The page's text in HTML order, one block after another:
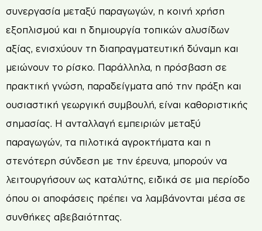
συνεργασία μεταξύ παραγωγών, η κοινή χρήση
εξοπλισμού και η δημιουργία τοπικών αλυσίδων
αξίας, ενισχύουν τη διαπραγματευτική δύναμη και
μειώνουν το ρίσκο. Παράλληλα, η πρόσβαση σε
πρακτική γνώση, παραδείγματα από την πράξη και
ουσιαστική γεωργική συμβουλή, είναι καθοριστικής
σημασίας. Η ανταλλαγή εμπειριών μεταξύ
παραγωγών, τα πιλοτικά αγροκτήματα και η
στενότερη σύνδεση με την έρευνα, μπορούν να
λειτουργήσουν ως καταλύτης, ειδικά σε μια περίοδο
όπου οι αποφάσεις πρέπει να λαμβάνονται μέσα σε
συνθήκες αβεβαιότητας.